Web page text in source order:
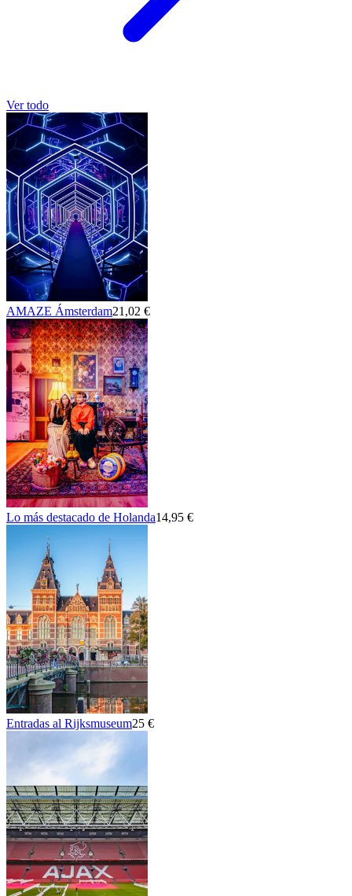
Ver todo
AMAZE Ámsterdam21,02 €
Lo más destacado de Holanda14,95 €
Entradas al Rijksmuseum25 €